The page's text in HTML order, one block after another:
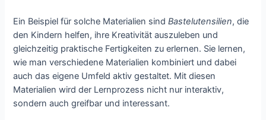
Ein Beispiel für solche Materialien sindBastelutensilien, die
den Kindern helfen, ihre Kreativität auszuleben und
gleichzeitig praktische Fertigkeiten zu erlernen. Sie lernen,
wie man verschiedene Materialien kombiniert und dabei
auch das eigene Umfeld aktiv gestaltet. Mit diesen
Materialien wird der Lernprozess nicht nur interaktiv,
sondern auch greifbar und interessant.